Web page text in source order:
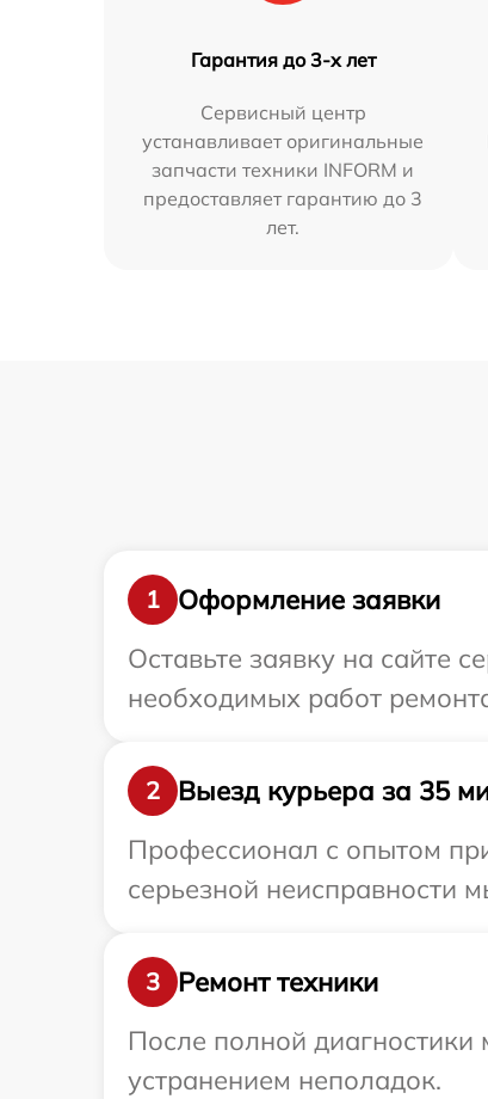
Гарантия до 3-х лет
Сервисный центр
устанавливает оригинальные
запчасти техники INFORM и
предоставляет гарантию до 3
лет.
1
Оформление заявки
Оставьте заявку на сайте
необходимых работ
2
Выезд курьера за 35
Профессионал с опытом
серьезной неисправности
3
Ремонт техники
После полной
устранением неполадок.